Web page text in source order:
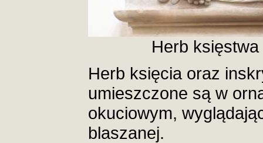
Herb
Herb księcia oraz
umieszczone są w
okuciowym,
blaszanej.